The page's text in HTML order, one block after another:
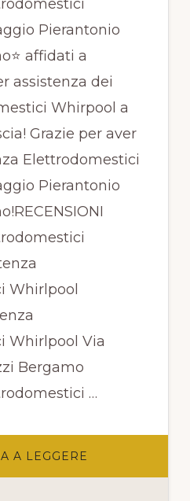
Pierantonio
affidati a
assistenza dei
Whirpool a
Grazie per aver
Elettrodomestici
Pierantonio
Whirlpool
Whirlpool Via
Bergamo
…
A LEGGERE
WHIRLPOOL